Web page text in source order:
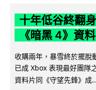
十年低谷終翻
《暗黑 4》資
收購兩年，暴雪終於擺脫
已成 Xbox 表現最好團隊
資料片同《守望先鋒》成